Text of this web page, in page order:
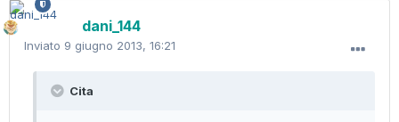
dani_144
Inviato 9 giugno 2013, 16:21
Cita